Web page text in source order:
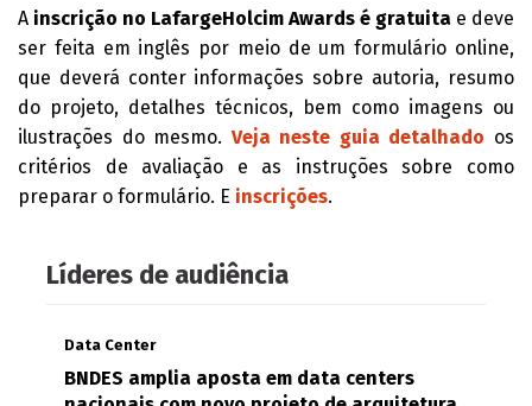
A inscrição no LafargeHolcim Awards é gratuita e deve
ser feita em inglês por meio de um formulário online,
que deverá conter informações sobre autoria, resumo
do projeto, detalhes técnicos, bem como imagens ou
ilustrações do mesmo. Veja neste guia detalhado os
critérios de avaliação e as instruções sobre como
preparar o formulário. E inscrições.
Líderes de audiência
Data Center
BNDES amplia aposta em data centers